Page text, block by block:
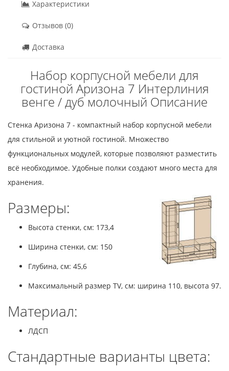
Характеристики
Отзывов (0)
Доставка
Набор корпусной мебели для
гостиной Аризона 7 Интерлиния
венге / дуб молочный Описание
Стенка Аризона 7 - компактный набор корпусной мебели
для стильной и уютной гостиной. Множество
функциональных модулей, которые позволяют разместить
всё необходимое. Удобные полки создают много места для
хранения.
Размеры:
Высота стенки, см: 173,4
Ширина стенки, см: 150
Глубина, см: 45,6
Максимальный размер TV, см: ширина 110, высота 97.
Материал:
ЛДСП
Стандартные варианты цвета: